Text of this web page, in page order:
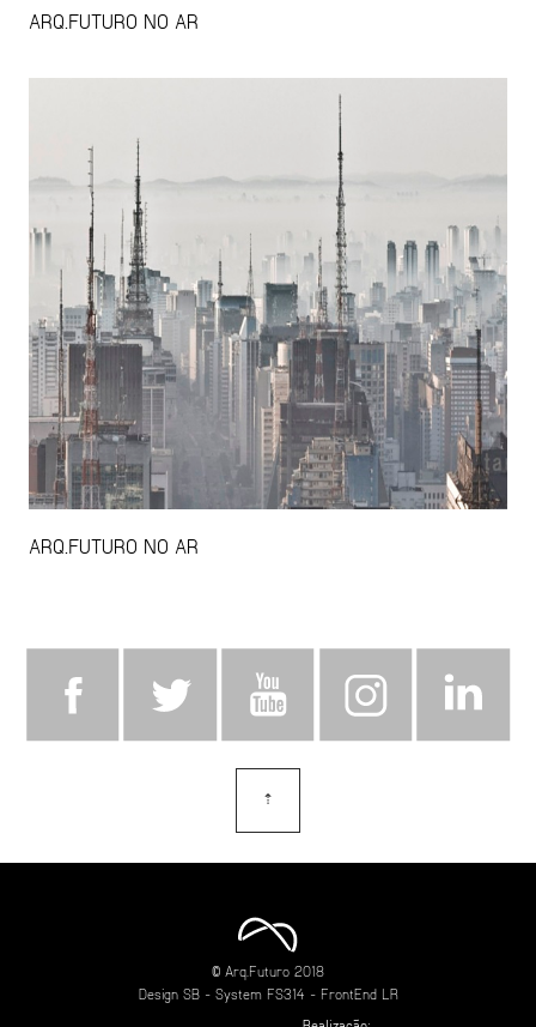
ARQ.FUTURO NO AR
ARQ.FUTURO NO AR
⇡
© Arq.Futuro 2018
Design SB- System FS314 - FrontEnd LR